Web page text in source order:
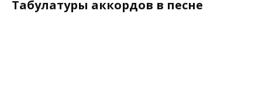
Табулатуры аккордов в песне